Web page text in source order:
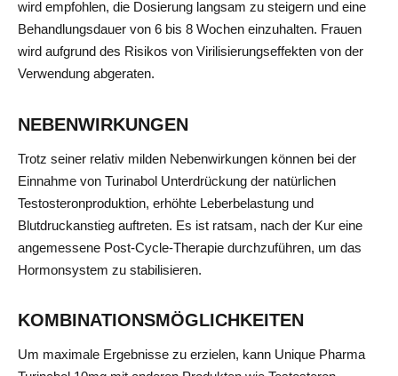
wird empfohlen, die Dosierung langsam zu steigern und eine
Behandlungsdauer von 6 bis 8 Wochen einzuhalten. Frauen
wird aufgrund des Risikos von Virilisierungseffekten von der
Verwendung abgeraten.
NEBENWIRKUNGEN
Trotz seiner relativ milden Nebenwirkungen können bei der
Einnahme von Turinabol Unterdrückung der natürlichen
Testosteronproduktion, erhöhte Leberbelastung und
Blutdruckanstieg auftreten. Es ist ratsam, nach der Kur eine
angemessene Post-Cycle-Therapie durchzuführen, um das
Hormonsystem zu stabilisieren.
KOMBINATIONSMÖGLICHKEITEN
Um maximale Ergebnisse zu erzielen, kann Unique Pharma